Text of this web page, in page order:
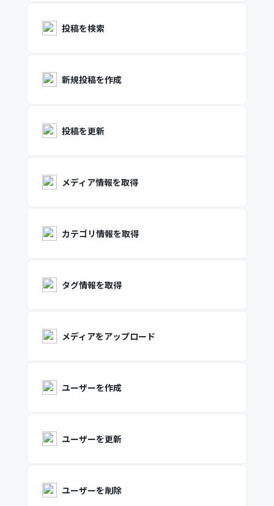
投稿を検索
新規投稿を作成
投稿を更新
メディア情報を取得
カテゴリ情報を取得
タグ情報を取得
メディアをアップロード
ユーザーを作成
ユーザーを更新
ユーザーを削除